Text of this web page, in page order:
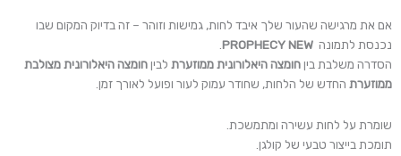
אם את מרגישה שהעור שלך איבד לחות, גמישות וזוהר – זה בדיוק המקום שבו
נכנסת לתמונה PROPHECY NEW
.
הסדרה משלבת ביןחומצה היאלורונית ממוזערת לביןחומצה היאלורונית מצולבת
ממוזערת החדש של הלחות, שחודר עמוק לעור ופועל לאורך זמן.
שומרת על לחות עשירה ומתמשכת.
תומכת בייצור טבעי של קולגן.